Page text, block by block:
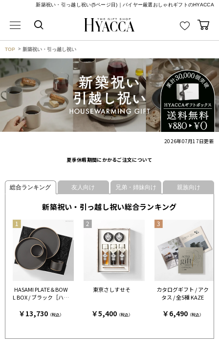
新築祝い・引っ越し祝い(5ページ目)｜バイヤー厳選おしゃれギフトのHYACCA
TOP 新築祝い・引っ越し祝い
2026年07月17日更新
夏季休暇期間にかかるご注文について
総合ランキング 友人向け 兄弟・姉妹向け 親族向け
新築祝い・引っ越し祝い総合ランキング
HASAMI PLATE＆BOW
L BOX / ブラック［ハサ
￥13,730（税込）
東京さしすせそ
￥5,400（税込）
カタログギフト / アク
タス / 全5種 KAZE
￥6,490（税込）